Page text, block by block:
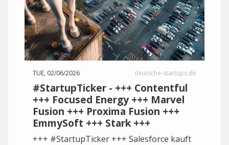
TUE, 02/06/2026 deutsche-startups.de
#StartupTicker - +++ Contentful
+++ Focused Energy +++ Marvel
Fusion +++ Proxima Fusion +++
EmmySoft +++ Stark +++
+++ #StartupTicker +++ Salesforce kauft